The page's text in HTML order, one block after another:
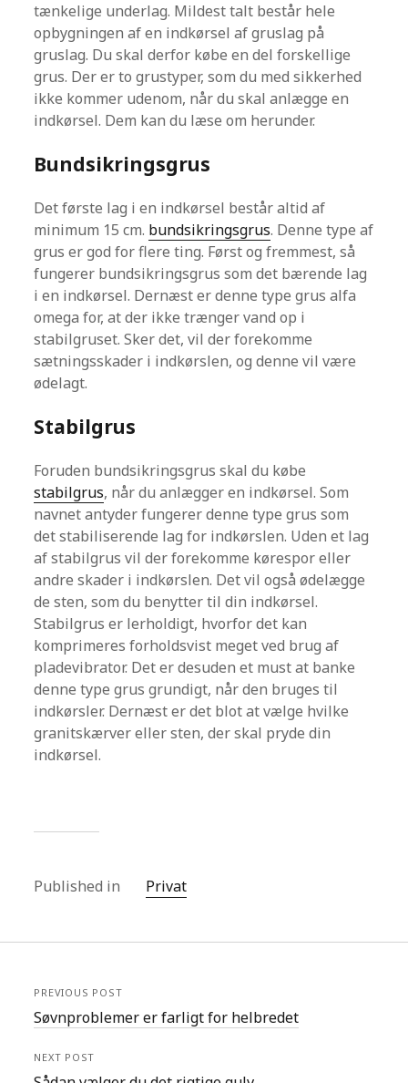
tænkelige underlag. Mildest talt består hele
opbygningen af en indkørsel af gruslag på
gruslag. Du skal derfor købe en del forskellige
grus. Der er to grustyper, som du med sikkerhed
ikke kommer udenom, når du skal anlægge en
indkørsel. Dem kan du læse om herunder.
Bundsikringsgrus
Det første lag i en indkørsel består altid af
minimum 15 cm. bundsikringsgrus. Denne type af
grus er god for flere ting. Først og fremmest, så
fungerer bundsikringsgrus som det bærende lag
i en indkørsel. Dernæst er denne type grus alfa
omega for, at der ikke trænger vand op i
stabilgruset. Sker det, vil der forekomme
sætningsskader i indkørslen, og denne vil være
ødelagt.
Stabilgrus
Foruden bundsikringsgrus skal du købe
stabilgrus, når du anlægger en indkørsel. Som
navnet antyder fungerer denne type grus som
det stabiliserende lag for indkørslen. Uden et lag
af stabilgrus vil der forekomme kørespor eller
andre skader i indkørslen. Det vil også ødelægge
de sten, som du benytter til din indkørsel.
Stabilgrus er lerholdigt, hvorfor det kan
komprimeres forholdsvist meget ved brug af
pladevibrator. Det er desuden et must at banke
denne type grus grundigt, når den bruges til
indkørsler. Dernæst er det blot at vælge hvilke
granitskærver eller sten, der skal pryde din
indkørsel.
Published in Privat
PREVIOUS POST
Søvnproblemer er farligt for helbredet
NEXT POST